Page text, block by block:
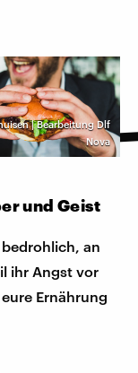
| Bearbeitung Dlf
Nova
und Geist
an
ihr Angst vor
Ernährung